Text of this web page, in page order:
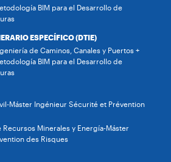
BIM para el Desarrollo de
ESPECÍFICO (DTIE)
de Caminos, Canales y Puertos +
BIM para el Desarrollo de
Máster Ingénieur Sécurité et Prévention
Minerales y Energía-Máster
des Risques